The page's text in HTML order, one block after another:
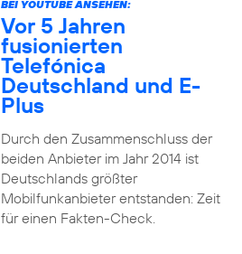
BEI YOUTUBE ANSEHEN:
Vor 5 Jahren
fusionierten
Telefónica
Deutschland und E-
Plus
Durch den Zusammenschluss der
beiden Anbieter im Jahr 2014 ist
Deutschlands größter
Mobilfunkanbieter entstanden: Zeit
für einen Fakten-Check.